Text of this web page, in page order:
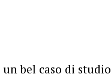
un bel caso di studio